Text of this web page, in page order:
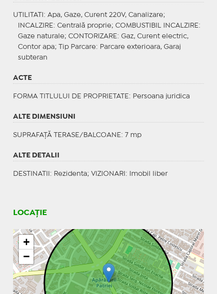
UTILITATI : Apa, Gaze, Curent 220V, Canalizare;
INCALZIRE : Centrală proprie; COMBUSTIBIL INCALZIRE :
Gaze naturale; CONTORIZARE : Gaz, Curent electric,
Contor apa;
Tip Parcare: Parcare exterioara, Garaj
subteran
ACTE
FORMA TITLULUI DE PROPRIETATE : Persoana juridica
ALTE DIMENSIUNI
SUPRAFAȚĂ TERASE/BALCOANE: 7 mp
ALTE DETALII
DESTINATII : Rezidenta; VIZIONARI : Imobil liber
LOCAȚIE
+
−